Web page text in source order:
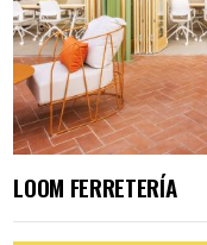
LOOM FERRETERÍA